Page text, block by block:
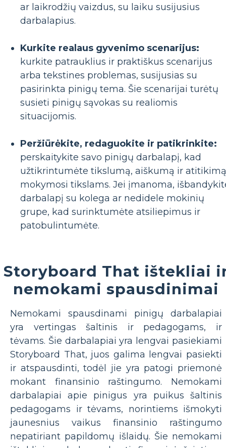
ar laikrodžių vaizdus, ​​​​su laiku susijusius
darbalapius.
Kurkite realaus gyvenimo scenarijus:
kurkite patrauklius ir praktiškus scenarijus
arba tekstines problemas, susijusias su
pasirinkta pinigų tema. Šie scenarijai turėtų
susieti pinigų sąvokas su realiomis
situacijomis.
Peržiūrėkite, redaguokite ir patikrinkite:
perskaitykite savo pinigų darbalapį, kad
užtikrintumėte tikslumą, aiškumą ir atitikimą
mokymosi tikslams. Jei įmanoma,
darbalapį su kolega ar nedidele mokinių
grupe, kad surinktumėte atsiliepimus ir
patobulintumėte.
Storyboard That ištekliai
nemokami spausdinimai
Nemokami spausdinami pinigų darbalapiai
yra vertingas šaltinis ir pedagogams, ir
tėvams. Šie darbalapiai yra lengvai pasiekiami
Storyboard That, juos galima lengvai pasiekti
ir atspausdinti, todėl jie yra patogi priemonė
mokant finansinio raštingumo. Nemokami
darbalapiai apie pinigus yra puikus šaltinis
pedagogams ir tėvams, norintiems išmokyti
jaunesnius vaikus finansinio raštingumo
nepatiriant papildomų išlaidų. Šie nemokami